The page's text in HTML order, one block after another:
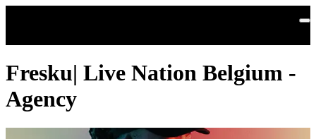
Fresku| Live Nation Belgium -
Agency